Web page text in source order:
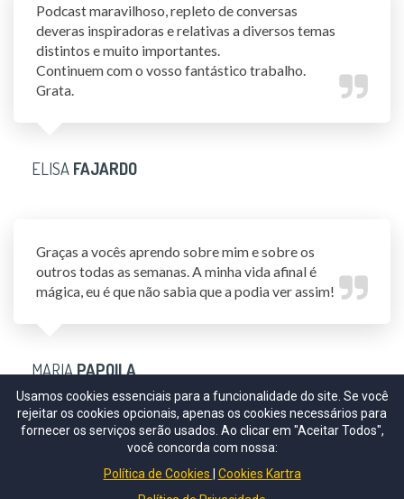
Podcast maravilhoso, repleto de conversas
deveras inspiradoras e relativas a diversos temas
distintos e muito importantes.
Continuem com o vosso fantástico trabalho.
Grata.
ELISA FAJARDO
Graças a vocês aprendo sobre mim e sobre os
outros todas as semanas. A minha vida afinal é
mágica, eu é que não sabia que a podia ver assim!
MARIA PAPOILA
Usamos cookies essenciais para a funcionalidade do site. Se você
rejeitar os cookies opcionais, apenas os cookies necessários para
fornecer os serviços serão usados. Ao clicar em "Aceitar Todos",
você concorda com nossa:
Política de Cookies
Cookies Kartra